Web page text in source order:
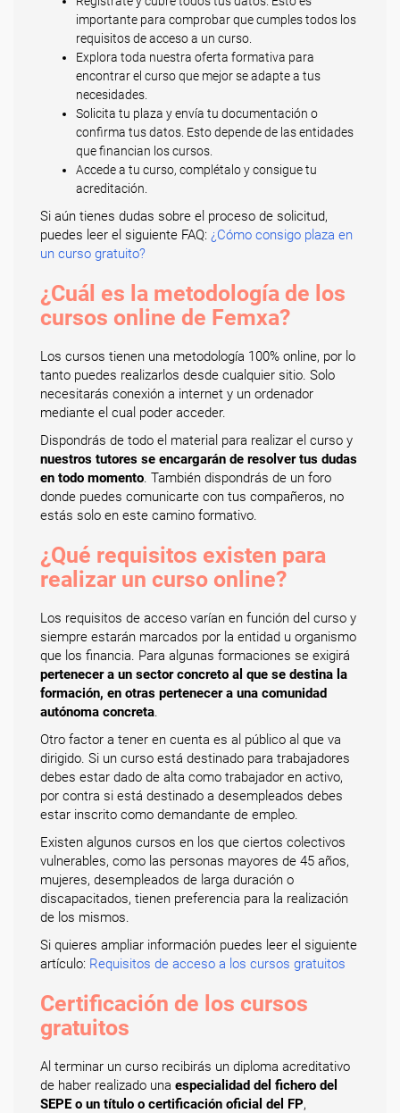
importante para comprobar que cumples todos los
requisitos de acceso a un curso.
Explora toda nuestra oferta formativa para
encontrar el curso que mejor se adapte a tus
necesidades.
Solicita tu plaza y envía tu documentación o
confirma tus datos. Esto depende de las entidades
que financian los cursos.
Accede a tu curso, complétalo y consigue tu
acreditación.
Si aún tienes dudas sobre el proceso de solicitud,
puedes leer el siguiente FAQ: ¿Cómo consigo plaza en
un curso gratuito?
¿Cuál es la metodología de los
cursos online de Femxa?
Los cursos tienen una metodología 100% online, por lo
tanto puedes realizarlos desde cualquier sitio. Solo
necesitarás conexión a internet y un ordenador
mediante el cual poder acceder.
Dispondrás de todo el material para realizar el curso y
nuestros tutores se encargarán de resolver tus dudas
en todo momento. También dispondrás de un foro
donde puedes comunicarte con tus compañeros, no
estás solo en este camino formativo.
¿Qué requisitos existen para
realizar un curso online?
Los requisitos de acceso varían en función del curso y
siempre estarán marcados por la entidad u organismo
que los financia. Para algunas formaciones se exigirá
pertenecer a un sector concreto al que se destina la
formación, en otras pertenecer a una comunidad
autónoma concreta.
Otro factor a tener en cuenta es al público al que va
dirigido. Si un curso está destinado para trabajadores
debes estar dado de alta como trabajador en activo,
por contra si está destinado a desempleados debes
estar inscrito como demandante de empleo.
Existen algunos cursos en los que ciertos colectivos
vulnerables, como las personas mayores de 45 años,
mujeres, desempleados de larga duración o
discapacitados, tienen preferencia para la realización
de los mismos.
Si quieres ampliar información puedes leer el siguiente
artículo: Requisitos de acceso a los cursos gratuitos
Certificación de los cursos
gratuitos
Al terminar un curso recibirás un diploma acreditativo
de haber realizado una especialidad del fichero del
SEPE o un título o certificación oficial del FP,